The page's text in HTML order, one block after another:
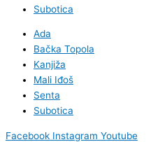
Subotica
Ada
Bačka Topola
Kanjiža
Mali Iđoš
Senta
Subotica
Facebook Instagram Youtube